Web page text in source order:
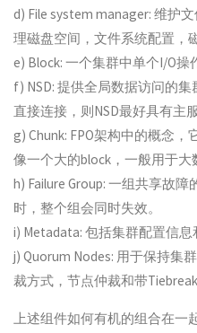
d) File system manager: 维护
理磁盘空间，文件系统配置，
e) Block: 一个集群中单个I/O操
f) NSD: 提供全局数据访问的
直接连接，则NSD最好具有主
g) Chunk: FPO架构中的概念
像一个大的block，一般用于大
h) Failure Group: 一组共享故
时，整个组会同时失效。
i) Metadata: 包括集群配置信息
j) Quorum Nodes: 用于保持集
裁方式，节点仲裁和带
上述组件如何有机的组合在一